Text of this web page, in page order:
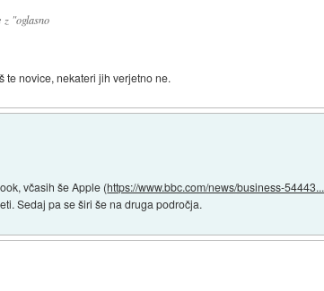
"oglasno
te novice, nekateri jih verjetno ne.
včasih še Apple (https://www.bbc.com/news/business-54443...
Sedaj pa se širi še na druga področja.